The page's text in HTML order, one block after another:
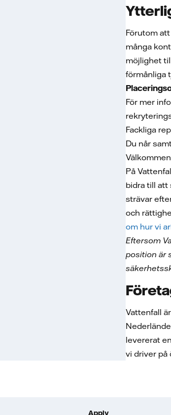
Förutom
många
möjlighet
förmånliga
För mer
Fackliga
Du når
På
bidra till att
strävar
och
om hur vi
Eftersom
position är
Vattenfall
levererat
vi driver på
Apply